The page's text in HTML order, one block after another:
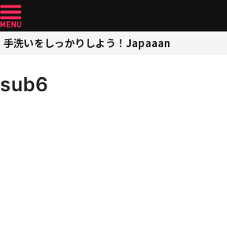
手洗いをしっかりしよう！Japaaan
sub6